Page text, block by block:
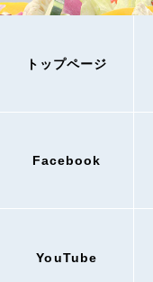
トップページ
Facebook
YouTube